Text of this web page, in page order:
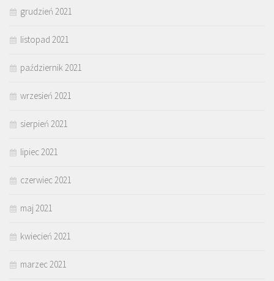
grudzień 2021
listopad 2021
październik 2021
wrzesień 2021
sierpień 2021
lipiec 2021
czerwiec 2021
maj 2021
kwiecień 2021
marzec 2021